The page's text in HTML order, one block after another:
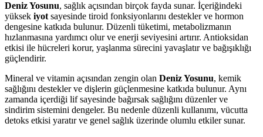
Deniz Yosunu, sağlık açısından birçok fayda sunar. İçeriğindeki
yüksek iyotsayesinde tiroid fonksiyonlarını destekler ve hormon
dengesine katkıda bulunur. Düzenli tüketimi, metabolizmanın
hızlanmasına yardımcı olur ve enerji seviyesini artırır. Antioksidan
etkisi ile hücreleri korur, yaşlanma sürecini yavaşlatır ve bağışıklığı
güçlendirir.
Mineral ve vitamin açısından zengin olan Deniz Yosunu, kemik
sağlığını destekler ve dişlerin güçlenmesine katkıda bulunur. Aynı
zamanda içerdiği lif sayesinde bağırsak sağlığını düzenler ve
sindirim sistemini dengeler. Bu nedenle düzenli kullanımı, vücutta
detoks etkisi yaratır ve genel sağlık üzerinde olumlu etkiler sunar.